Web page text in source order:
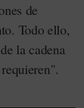
de
Todo ello,
la cadena